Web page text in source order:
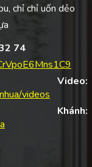
chỉ chỉ uốn dẻo
74
videos